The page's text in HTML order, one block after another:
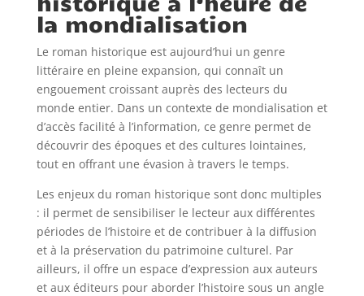
la mondialisation
Le roman historique est aujourd’hui un genre
littéraire en pleine expansion, qui connaît un
engouement croissant auprès des lecteurs du
monde entier. Dans un contexte de mondialisation et
d’accès facilité à l’information, ce genre permet de
découvrir des époques et des cultures lointaines,
tout en offrant une évasion à travers le temps.
Les enjeux du roman historique sont donc multiples
: il permet de sensibiliser le lecteur aux différentes
périodes de l’histoire et de contribuer à la diffusion
et à la préservation du patrimoine culturel. Par
ailleurs, il offre un espace d’expression aux auteurs
et aux éditeurs pour aborder l’histoire sous un angle